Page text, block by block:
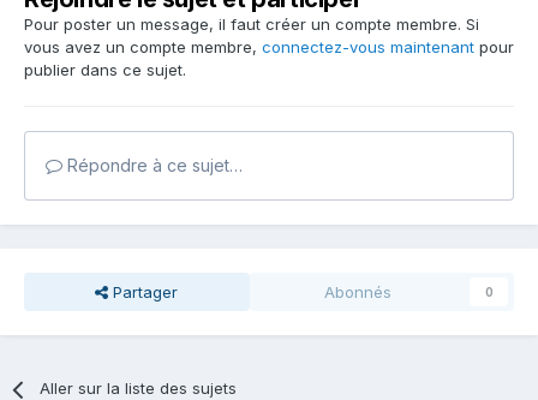
Pour poster un message, il faut créer un compte membre. Si
vous avez un compte membre, connectez-vous maintenant pour
publier dans ce sujet.
Répondre à ce sujet…
Partager Abonnés 0
Aller sur la liste des sujets